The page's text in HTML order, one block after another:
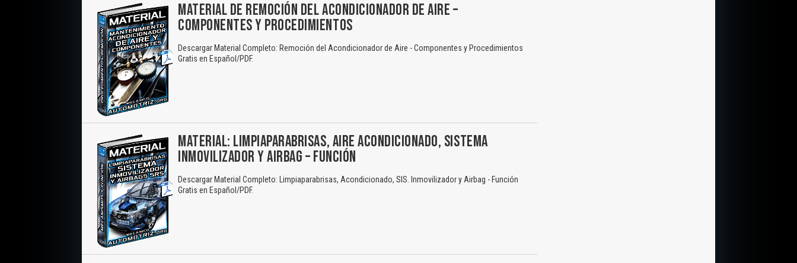
MATERIAL DE REMOCIÓN DEL ACONDICIONADOR DE AIRE –
COMPONENTES Y PROCEDIMIENTOS
Descargar Material Completo: Remoción del Acondicionador de Aire - Componentes y Procedimientos
Gratis en Español/PDF.
MATERIAL: LIMPIAPARABRISAS, AIRE ACONDICIONADO, SISTEMA
INMOVILIZADOR Y AIRBAG – FUNCIÓN
Descargar Material Completo: Limpiaparabrisas, Acondicionado, SIS. Inmovilizador y Airbag - Función
Gratis en Español/PDF.